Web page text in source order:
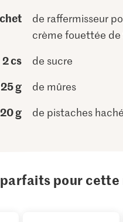
de raffermisseur
crème fouettée de
2 cs de sucre
g de mûres
20 g de pistaches
pour